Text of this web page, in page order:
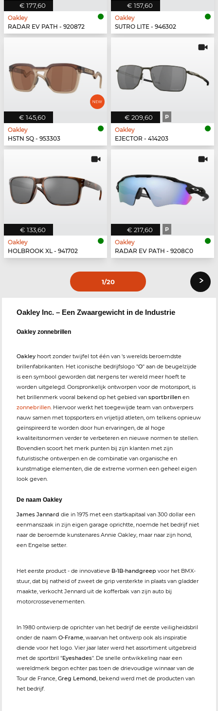
€ 177,60
Oakley
RADAR EV PATH - 920872
€ 157,60
Oakley
SUTRO LITE - 946302
€ 145,60
Oakley
HSTN SQ - 953303
€ 209,60 P
Oakley
EJECTOR - 414203
€ 133,60
Oakley
HOLBROOK XL - 941702
€ 217,60 P
Oakley
RADAR EV PATH - 9208C0
1/20 ›
Oakley Inc. – Een Zwaargewicht in de Industrie
Oakley zonnebrillen
Oakley hoort zonder twijfel tot één van 's werelds beroemdste
brillenfabrikanten. Het iconische bedrijfslogo "O" aan de beugelzijde
is een symbool geworden dat nergens ter wereld meer hoeft te
worden uitgelegd. Oorspronkelijk ontworpen voor de motorsport, is
het brillenmerk vooral bekend op het gebied van sportbrillen en
zonnebrillen. Hiervoor werkt het toegewijde team van ontwerpers
nauw samen met topsporters en vrijetijd atleten, om telkens opnieuw
geïnspireerd te worden door hun ervaringen, de al hoge
kwaliteitsnormen verder te verbeteren en nieuwe normen te stellen.
Bovendien scoort het merk punten bij zijn klanten met zijn
futuristische ontwerpen en de combinatie van organische en
kunstmatige elementen, die de extreme vormen een geheel eigen
look geven.
De naam Oakley
James Jannard die in 1975 met een startkapitaal van 300 dollar een
eenmanszaak in zijn eigen garage oprichtte, noemde het bedrijf niet
naar de beroemde kunstenares Annie Oakley, maar naar zijn hond,
een Engelse setter.
Het eerste product - de innovatieve B-1B-handgreep voor het BMX-
stuur, dat bij natheid of zweet de grip versterkte in plaats van gladder
maakte, verkocht Jennard uit de kofferbak van zijn auto bij
motorcrossevenementen.
In 1980 ontwierp de oprichter van het bedrijf de eerste veiligheidsbril
onder de naam O-Frame, waarvan het ontwerp ook als inspiratie
diende voor het logo. Vier jaar later werd het assortiment uitgebreid
met de sportbril "Eyeshades". De snelle ontwikkeling naar een
wereldmerk begon echter pas toen de drievoudige winnaar van de
Tour de France, Greg Lemond, bekend werd met de producten van
het bedrijf.